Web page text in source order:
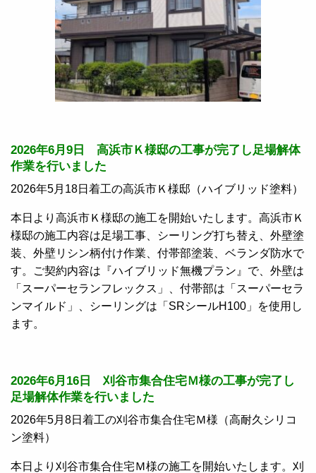
2026年6月9日 高浜市Ｋ様邸の工事が完了し足場解体
作業を行いました
2026年5月18日着工の高浜市Ｋ様邸（ハイブリッド塗料）
本日より高浜市Ｋ様邸の施工を開始いたします。高浜市Ｋ
様邸の施工内容は足場工事、シーリング打ち替え、外壁塗
装、外壁リシン柄付け作業、付帯部塗装、ベランダ防水で
す。ご契約内容は『ハイブリッド無機プラン』で、外壁は
「スーパーセランフレックス」、付帯部は「スーパーセラ
ンマイルド」、シーリングは「SRシールH100」を使用し
ます。
2026年6月16日 刈谷市集合住宅Ｍ様の工事が完了し
足場解体作業を行いました
2026年5月8日着工の刈谷市集合住宅Ｍ様（高耐久シリコ
ン塗料）
本日より刈谷市集合住宅Ｍ様の施工を開始いたします。刈